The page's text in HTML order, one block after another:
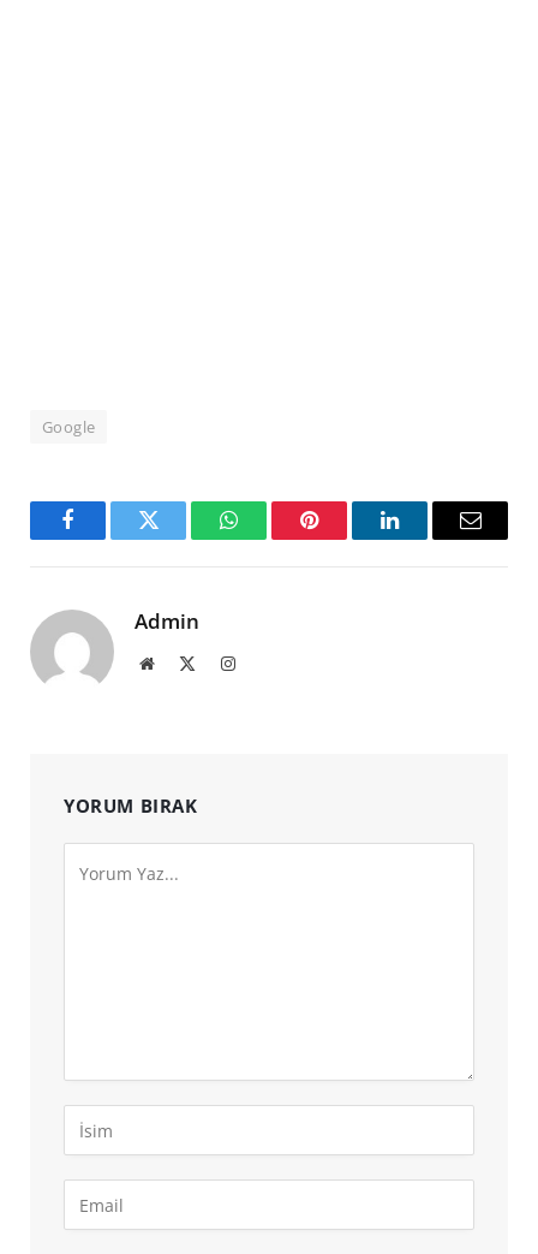
Google
FacebookTwitter WhatsAppPinterest LinkedInEmail
Admin
Website Instagram
YORUM BIRAK